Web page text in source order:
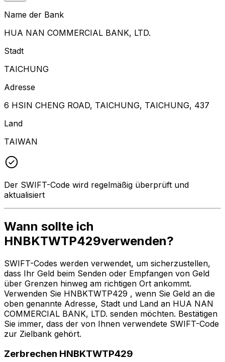
Name der Bank
HUA NAN COMMERCIAL BANK, LTD.
Stadt
TAICHUNG
Adresse
6 HSIN CHENG ROAD, TAICHUNG, TAICHUNG, 437
Land
TAIWAN
Der SWIFT-Code wird regelmäßig überprüft und
aktualisiert
Wann sollte ich
HNBKTWTP429verwenden?
SWIFT-Codes werden verwendet, um sicherzustellen,
dass Ihr Geld beim Senden oder Empfangen von Geld
über Grenzen hinweg am richtigen Ort ankommt.
Verwenden Sie HNBKTWTP429 , wenn Sie Geld an die
oben genannte Adresse, Stadt und Land an HUA NAN
COMMERCIAL BANK, LTD. senden möchten. Bestätigen
Sie immer, dass der von Ihnen verwendete SWIFT-Code
zur Zielbank gehört.
Zerbrechen HNBKTWTP429